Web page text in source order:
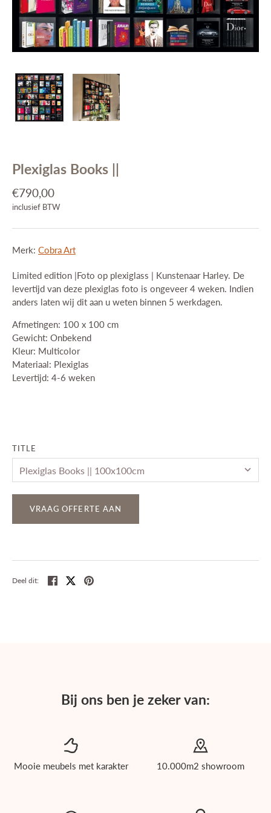
Interieuradvies
Projecten
Stijlkamers
Merken
Contact
Plexiglas Books ||
€790,00
inclusief BTW
Merk: Cobra Art
Limited edition |Foto op plexiglass | Kunstenaar Harley. De
levertijd van deze plexiglas foto is ongeveer 4 weken. Indien
anders laten wij dit aan u weten binnen 5 werkdagen.
Afmetingen: 100 x 100 cm
Gewicht: Onbekend
Kleur: Multicolor
Materiaal: Plexiglas
Levertijd: 4-6 weken
TITLE
VRAAG OFFERTE AAN
Deel dit: Deel TweetPin
Bij ons ben je zeker van:
Mooie meubels met karakter 10.000m2 showroom